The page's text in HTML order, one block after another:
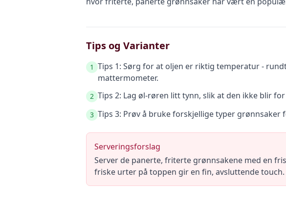
Tips og Varianter
1 Tips 1: Sørg for at oljen er riktig temperatur -
mattermometer.
2 Tips 2: Lag øl-røren litt tynn, slik at den ikke blir
3 Tips 3: Prøv å bruke forskjellige typer
Serveringsforslag
Server de panerte, friterte grønnsakene med en
friske urter på toppen gir en fin, avsluttende touch.